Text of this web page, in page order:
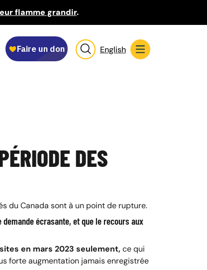
flamme grandir.
English
DES
du Canada sont à un point de rupture.
écrasante, et que le recours aux
en mars 2023 seulement,ce qui
forte augmentation jamais enregistrée